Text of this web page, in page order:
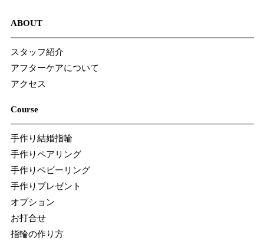
ABOUT
スタッフ紹介
アフターケアについて
アクセス
Course
手作り結婚指輪
手作りペアリング
手作りベビーリング
手作りプレゼント
オプション
お打合せ
指輪の作り方